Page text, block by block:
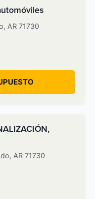
AR 71730
AR 71730